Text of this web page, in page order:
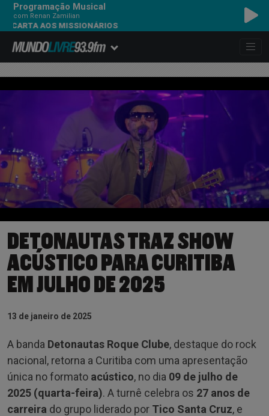
Programação Musical
com Renan Zamilian
AOS MISSIONÁRIOS
DETONAUTAS TRAZ SHOW
ACÚSTICO PARA CURITIBA
EM JULHO DE 2025
13 de janeiro de 2025
A banda Detonautas Roque Clube, destaque do rock
nacional, retorna a Curitiba com uma apresentação
única no formato acústico, no dia 09 de julho de
2025 (quarta-feira). A turnê celebra os 27 anos de
carreira do grupo liderado por Tico Santa Cruz, e